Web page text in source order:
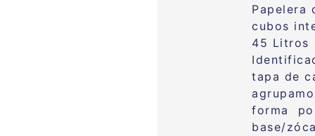
Papelera
cubos
45 Litros
tapa de c
a
forma
base/